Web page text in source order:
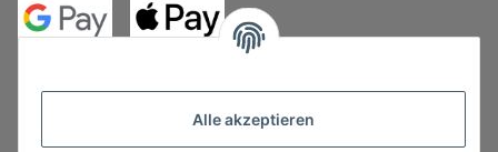
Alle akzeptieren